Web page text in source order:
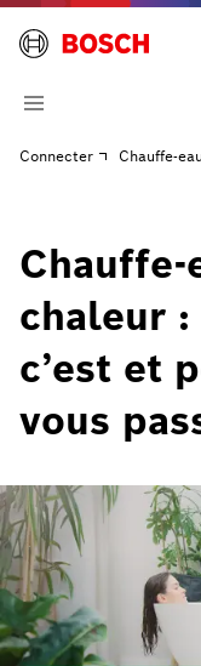
Connecter Chauffe-
Chauffe-
chaleur :
c’est et
vous